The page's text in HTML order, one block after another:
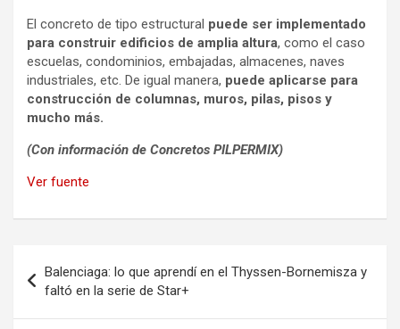
El concreto de tipo estructural puede ser implementado
para construir edificios de amplia altura, como el caso
escuelas, condominios, embajadas, almacenes, naves
industriales, etc. De igual manera, puede aplicarse para
construcción de columnas, muros, pilas, pisos y
mucho más.
(Con información de Concretos PILPERMIX)
Ver fuente
de
entradas
Balenciaga: lo que aprendí en el Thyssen-Bornemisza y
faltó en la serie de Star+